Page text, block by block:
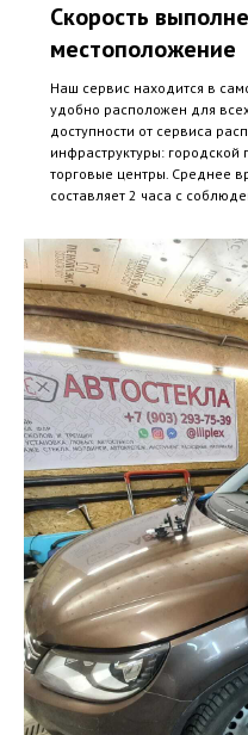
Скорость
местоположение
Наш сервис находится в
удобно расположен для
доступности от сервиса
инфраструктуры: городской
торговые центры. Среднее
составляет 2 часа с